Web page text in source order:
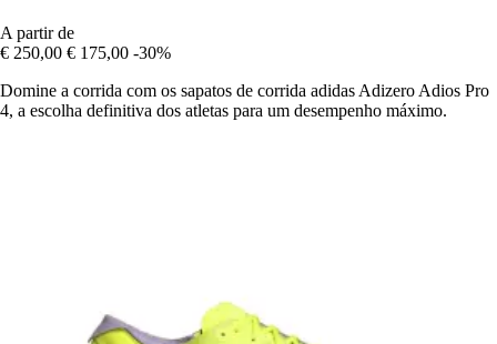
A partir de
€ 250,00 € 175,00 -30%
Domine a corrida com os sapatos de corrida adidas Adizero Adios Pro
4, a escolha definitiva dos atletas para um desempenho máximo.